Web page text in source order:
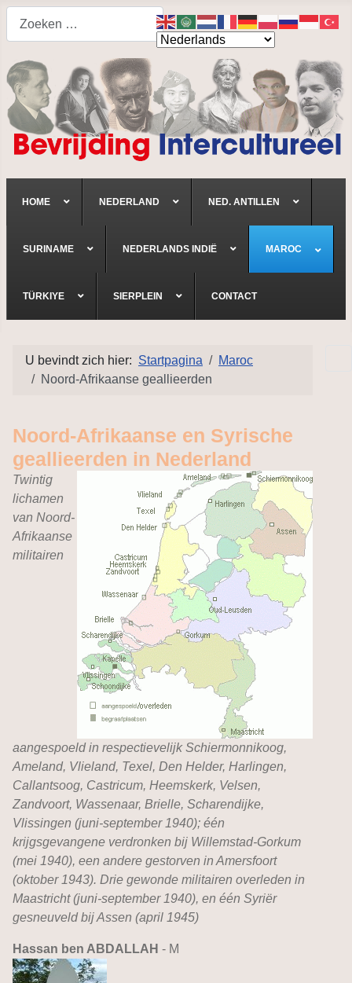
HOME NEDERLAND NED. ANTILLEN
SURINAME NEDERLANDS INDIË MAROC
TÜRKIYE SIERPLEIN CONTACT
U bevindt zich hier: Startpagina
Maroc
Noord-Afrikaanse geallieerden
Noord-Afrikaanse en Syrische
geallieerden in Nederland
Twintig
lichamen
van Noord-
Afrikaanse
militairen
aangespoeld in respectievelijk Schiermonnikoog,
Ameland, Vlieland, Texel, Den Helder, Harlingen,
Callantsoog, Castricum, Heemskerk, Velsen,
Zandvoort, Wassenaar, Brielle, Scharendijke,
Vlissingen (juni-september 1940); één
krijgsgevangene verdronken bij Willemstad-Gorkum
(mei 1940), een andere gestorven in Amersfoort
(oktober 1943). Drie gewonde militairen overleden in
Maastricht (juni-september 1940), en één Syriër
gesneuveld bij Assen (april 1945)
Hassan ben ABDALLAH - M